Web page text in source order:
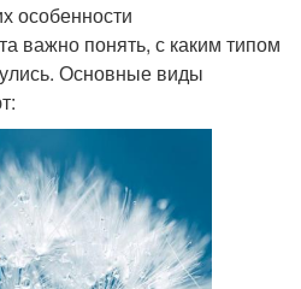
особенности
важно понять, с каким типом
Основные виды